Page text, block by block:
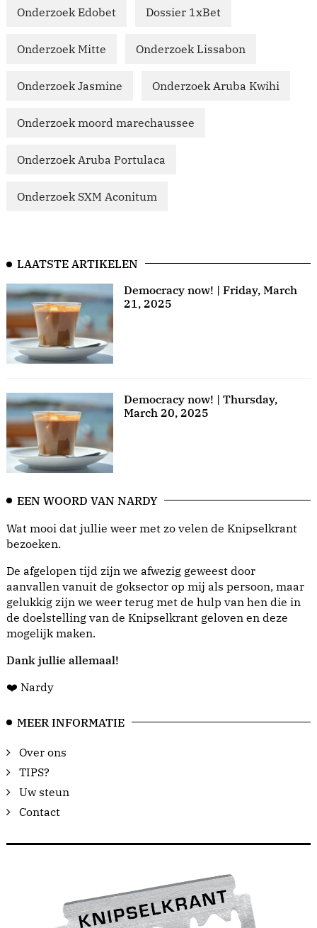
Onderzoek Edobet Dossier 1xBet
Onderzoek Mitte Onderzoek Lissabon
Onderzoek Jasmine Onderzoek Aruba Kwihi
Onderzoek moord marechaussee
Onderzoek Aruba Portulaca
Onderzoek SXM Aconitum
LAATSTE ARTIKELEN
Democracy now! | Friday, March
21, 2025
Democracy now! | Thursday,
March 20, 2025
EEN WOORD VAN NARDY
Wat mooi dat jullie weer met zo velen de Knipselkrant
bezoeken.
De afgelopen tijd zijn we afwezig geweest door
aanvallen vanuit de goksector op mij als persoon, maar
gelukkig zijn we weer terug met de hulp van hen die in
de doelstelling van de Knipselkrant geloven en deze
mogelijk maken.
Dank jullie allemaal!
❤️ Nardy
MEER INFORMATIE
Over ons
TIPS?
Uw steun
Contact